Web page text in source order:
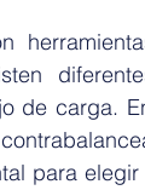
de carga.
para